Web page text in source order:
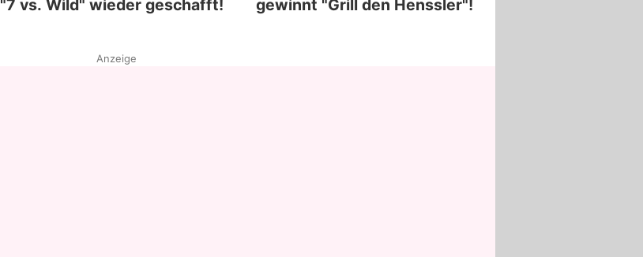
"7 vs. Wild" wieder geschafft!
gewinnt "Grill den Henssler"!
Anzeige